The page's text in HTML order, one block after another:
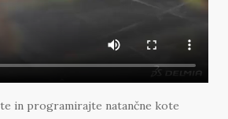
in programirajte natančne kote